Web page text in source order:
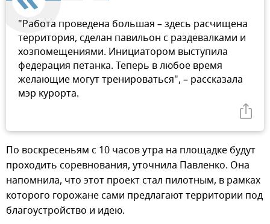
"Работа проведена большая – здесь расчищена
территория, сделан павильон с раздевалками и
хозпомещениями. Инициатором выступила
федерация петанка. Теперь в любое время
желающие могут тренироваться", – рассказала
мэр курорта.
По воскресеньям с 10 часов утра на площадке будут
проходить соревнования, уточнила Павленко. Она
напомнила, что этот проект стал пилотным, в рамках
которого горожане сами предлагают территории под
благоустройство и идею.